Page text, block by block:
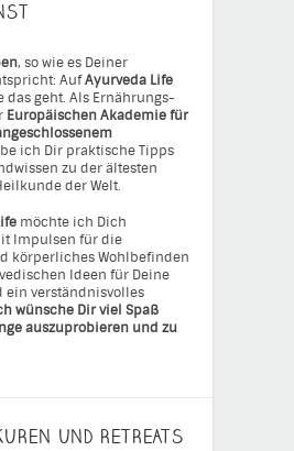
, so wie es Deiner
AufAyurveda Life
das geht. Als Ernährungs-
Europäischen Akademie für
ich Dir praktische Tipps
zu der ältesten
der Welt.
möchte ich Dich
Impulsen für die
körperliches Wohlbefinden
Ideen für Deine
ein verständnisvolles
wünsche Dir viel Spaß
auszuprobieren und zu
UND RETREATS